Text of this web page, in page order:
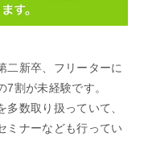
二新卒、フリーターに
割が未経験です。
数取り扱っていて、
ミナーなども行ってい